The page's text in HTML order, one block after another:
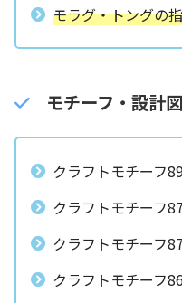
モラグ・トングの
モチーフ・設計
クラフトモチーフ
クラフトモチーフ
クラフトモチーフ
クラフトモチーフ